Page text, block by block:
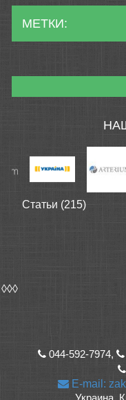
МЕТКИ:
Статьи (215)
◊◊◊
044-592-7974,
E-mail:
Украина,